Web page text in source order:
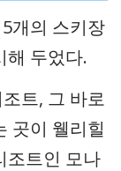
개의 스키장
해 두었다.
트, 그 바로
곳이 웰리힐
조트인 모나